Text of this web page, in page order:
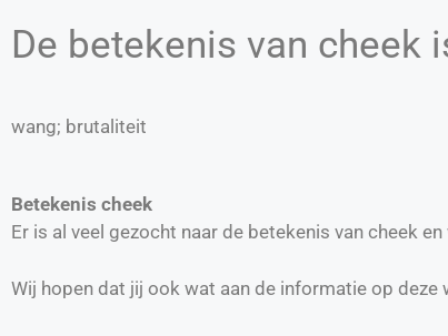
De betekenis van cheek
wang; brutaliteit
Betekenis cheek
Er is al veel gezocht naar de betekenis van cheek
Wij hopen dat jij ook wat aan de informatie op